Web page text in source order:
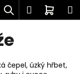
Hledat
čepel, úzký hřbet,